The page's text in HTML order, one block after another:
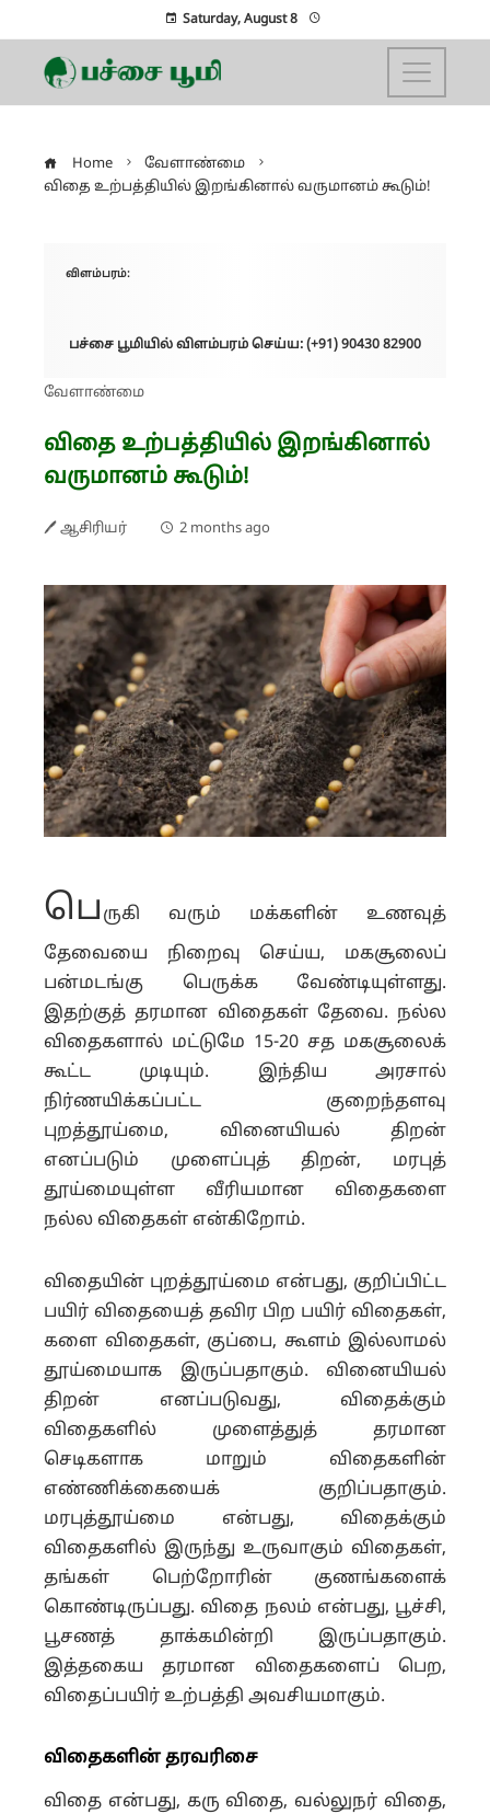
Saturday, August 8
Home
வேளாண்மை
விதை உற்பத்தியில் இறங்கினால் வருமானம் கூடும்!
விளம்பரம்:
பச்சை பூமியில் விளம்பரம் செய்ய: (+91) 90430 82900
வேளாண்மை
விதை உற்பத்தியில் இறங்கினால்
வருமானம் கூடும்!
🖊 ஆசிரியர் 2 months ago
பெ ருகி வரும் மக்களின் உணவுத்
தேவையை நிறைவு செய்ய, மகசூலைப்
பன்மடங்கு பெருக்க வேண்டியுள்ளது.
இதற்குத் தரமான விதைகள் தேவை. நல்ல
விதைகளால் மட்டுமே 15-20 சத மகசூலைக்
கூட்ட முடியும். இந்திய அரசால்
நிர்ணயிக்கப்பட்ட குறைந்தளவு
புறத்தூய்மை, வினையியல் திறன்
எனப்படும் முளைப்புத் திறன், மரபுத்
தூய்மையுள்ள வீரியமான விதைகளை
நல்ல விதைகள் என்கிறோம்.
விதையின் புறத்தூய்மை என்பது, குறிப்பிட்ட
பயிர் விதையைத் தவிர பிற பயிர் விதைகள்,
களை விதைகள், குப்பை, கூளம் இல்லாமல்
தூய்மையாக இருப்பதாகும். வினையியல்
திறன் எனப்படுவது, விதைக்கும்
விதைகளில் முளைத்துத் தரமான
செடிகளாக மாறும் விதைகளின்
எண்ணிக்கையைக் குறிப்பதாகும்.
மரபுத்தூய்மை என்பது, விதைக்கும்
விதைகளில் இருந்து உருவாகும் விதைகள்,
தங்கள் பெற்றோரின் குணங்களைக்
கொண்டிருப்பது. விதை நலம் என்பது, பூச்சி,
பூசணத் தாக்கமின்றி இருப்பதாகும்.
இத்தகைய தரமான விதைகளைப் பெற,
விதைப்பயிர் உற்பத்தி அவசியமாகும்.
விதைகளின் தரவரிசை
விதை என்பது, கரு விதை, வல்லுநர் விதை,